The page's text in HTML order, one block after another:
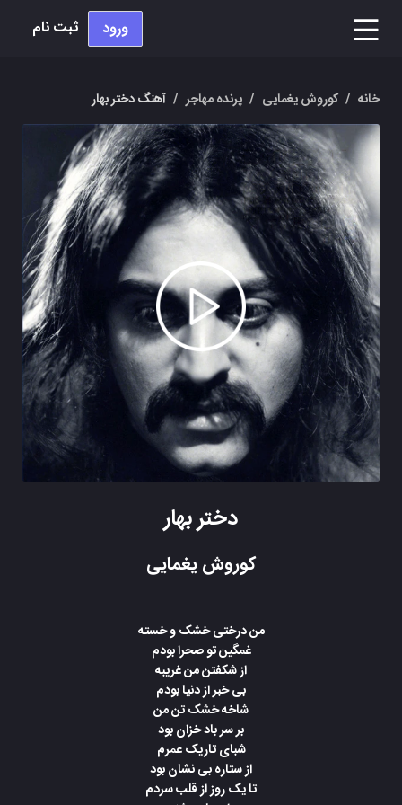
ورود ثبت نام
خانه / کوروش یغمایی / پرنده مهاجر / آهنگ دختر بهار
دختر بهار
کوروش یغمایی
من درختی خشک و خسته
غمگین تو صحرا بودم
از شکفتن من غریبه
بی خبر از دنیا بودم
شاخه خشک تن من
بر سر باد خزان بود
شبای تاریک عمرم
از ستاره بی نشان بود
تا یک روز از قلب سردم